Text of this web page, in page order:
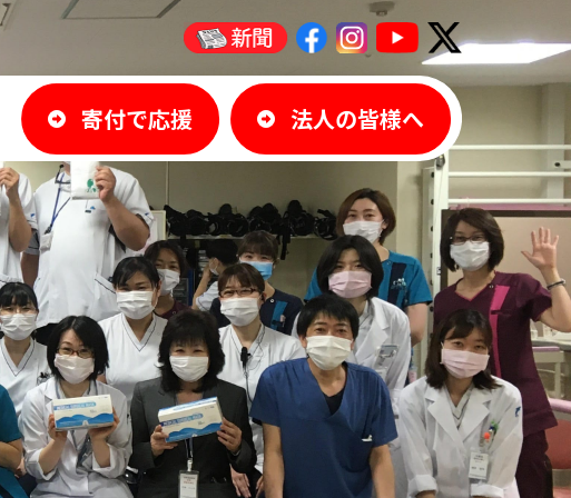
寄付で応援 法人の皆様へ